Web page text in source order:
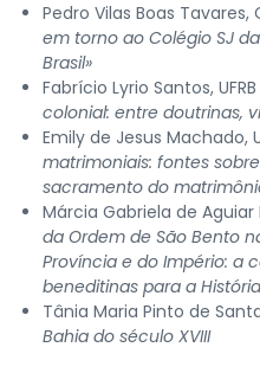
Pedro Vilas Boas Tavares,
em torno ao Colégio SJ
Brasil»
Fabrício Lyrio Santos,
colonial: entre doutrinas,
Emily de Jesus Machado,
matrimoniais: fontes
sacramento do
Márcia Gabriela de Aguiar
da Ordem de São Bento
Província e do Império: a
beneditinas para a
Tânia Maria Pinto de
Bahia do século XVIII